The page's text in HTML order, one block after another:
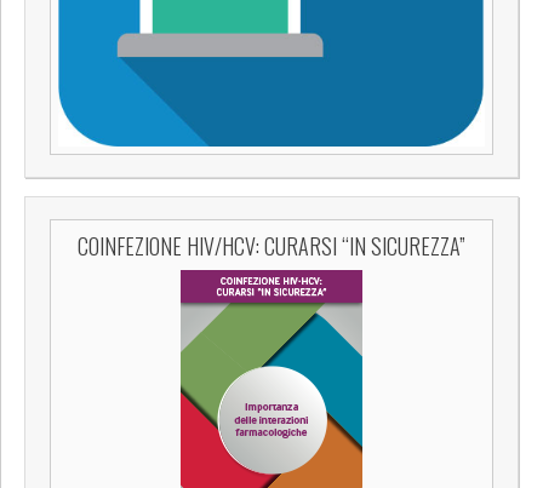
COINFEZIONE HIV/HCV: CURARSI “IN SICUREZZA”